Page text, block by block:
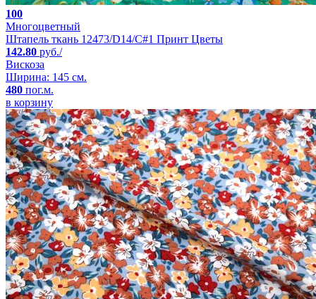
100
Многоцветный
Штапель ткань 12473/D14/C#1 Принт Цветы
142.80 руб./
Вискоза
Ширина: 145 см.
480 пог.м.
в корзину